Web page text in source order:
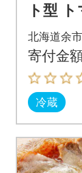
ト型
g 樹上
ぷりジ
-0025
北海道余
寄付金
冷蔵